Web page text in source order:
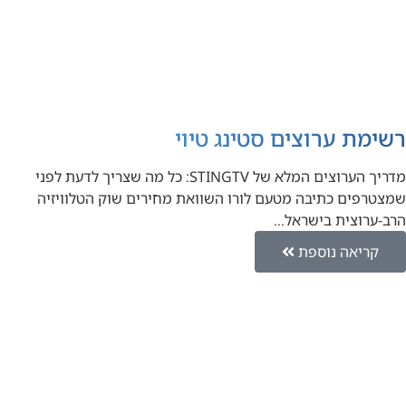
רשימת ערוצים סטינג טיוי
מדריך הערוצים המלא של STINGTV: כל מה שצריך לדעת לפני
שמצטרפים כתיבה מטעם לורו השוואת מחירים שוק הטלוויזיה
הרב-ערוצית בישראל…
קריאה נוספת